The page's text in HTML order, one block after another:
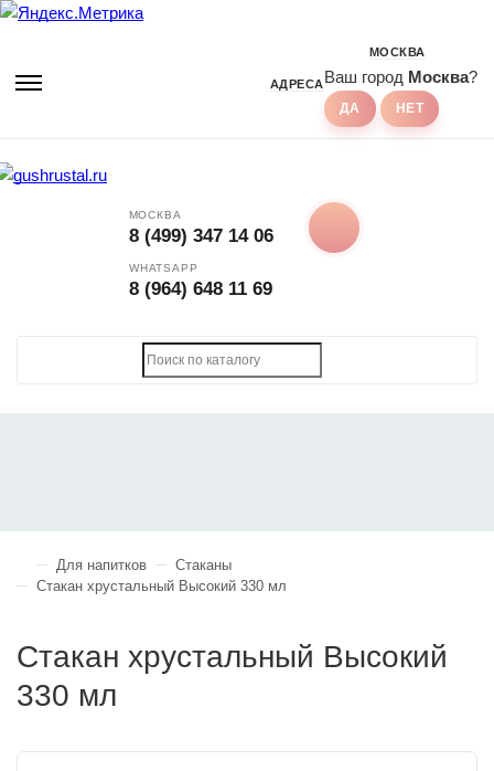
АДРЕСА
МОСКВА
Ваш город Москва?
МОСКВА
8 (499) 347 14 06
WHATSAPP
8 (964) 648 11 69
Для напитков
Стаканы
Стакан хрустальный Высокий 330 мл
Стакан хрустальный Высокий
330 мл